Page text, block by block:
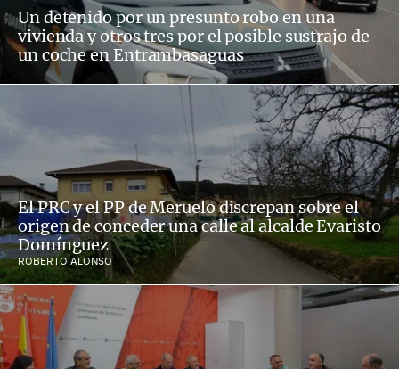
Un detenido por un presunto robo en una
vivienda y otros tres por el posible sustrajo de
un coche en Entrambasaguas
El PRC y el PP de Meruelo discrepan sobre el
origen de conceder una calle al alcalde Evaristo
Domínguez
ROBERTO ALONSO